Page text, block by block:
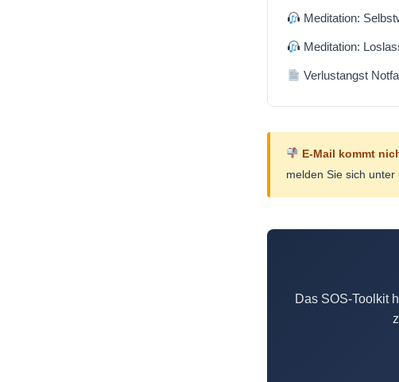
Meditation:
Meditation:
Verlustangst
E-Mail kommt
melden Sie sich unter
Das SOS-Toolkit